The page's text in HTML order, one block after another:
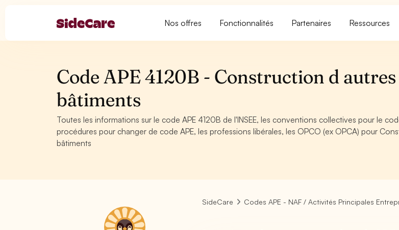
Nos offres Fonctionnalités Partenaires Ressources
Code APE 4120B - Construction d autres
bâtiments
Toutes les informations sur le code APE 4120B de l'INSEE, les conventions collectives pour le
procédures pour changer de code APE, les professions libérales, les OPCO (ex OPCA) pour
bâtiments
SideCare Codes APE - NAF / Activités Principales